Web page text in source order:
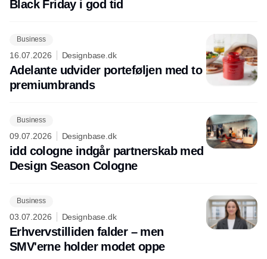
Black Friday i god tid
Business
16.07.2026 Designbase.dk
Adelante udvider porteføljen med to
premiumbrands
Business
09.07.2026 Designbase.dk
idd cologne indgår partnerskab med
Design Season Cologne
Business
03.07.2026 Designbase.dk
Erhvervstilliden falder – men
SMV'erne holder modet oppe